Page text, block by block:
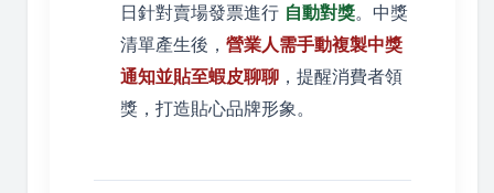
日針對賣場發票進行 自動對獎。中獎
清單產生後， 營業人需手動複製中獎
通知並貼至蝦皮聊聊 ，提醒消費者領
獎，打造貼心品牌形象。